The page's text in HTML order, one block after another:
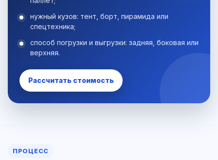
нужный кузов: тент, борт, пирамида или
спецтехника;
способ погрузки и выгрузки: задняя, боковая или
верхняя.
Рассчитать стоимость
ПРОЦЕСС